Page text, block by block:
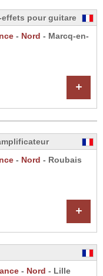
effets pour guitare
- Nord - Marcq-en-
+
- Nord - Roubais
+
- Nord - Lille